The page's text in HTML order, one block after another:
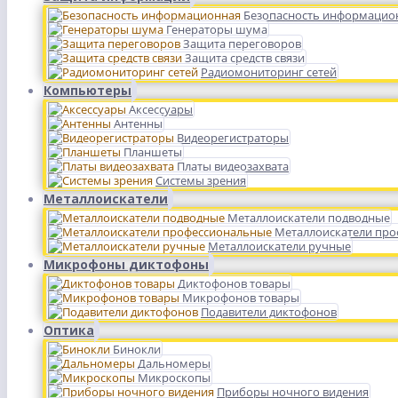
Безопасность
Генераторы шума
Защита переговоров
Защита средств связи
Радиомониторинг сетей
Компьютеры
Аксессуары
Антенны
Видеорегистраторы
Планшеты
Платы видеозахвата
Системы зрения
Металлоискатели
Металлоискатели подводные
Металлоискатели
Металлоискатели ручные
Микрофоны диктофоны
Диктофонов товары
Микрофонов товары
Подавители диктофонов
Оптика
Бинокли
Дальномеры
Микроскопы
Приборы ночного видения